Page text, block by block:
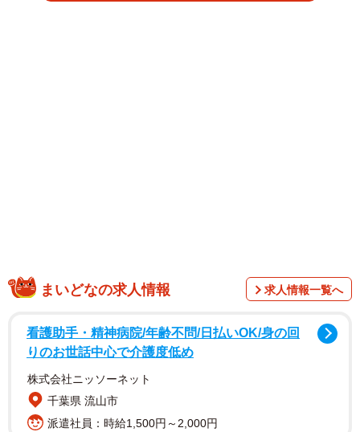
千葉県に住む三浦萌夏（@moeka_zaurusu）さん。今月
と、そこに入っていたのは白地に水色の星柄の手作りマス
ク。「マスク作ってみました。あまり上手には出来ません
でしたが 良かったら使って下さい」という手紙も添えら
れていました。
まいどなの求人情報 求人情報一覧へ
看護助手・精神病院/年齢不問/日払いOK/身の回
りのお世話中心で介護度低め
株式会社ニッソーネット
千葉県 流山市
派遣社員：時給1,500円～2,000円